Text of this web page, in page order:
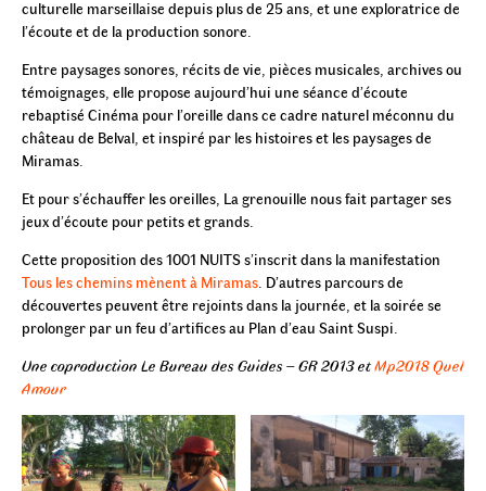
culturelle marseillaise depuis plus de 25 ans, et une exploratrice de
l’écoute et de la production sonore.
Entre paysages sonores, récits de vie, pièces musicales, archives ou
témoignages, elle propose aujourd’hui une séance d’écoute
rebaptisé Cinéma pour l’oreille dans ce cadre naturel méconnu du
château de Belval, et inspiré par les histoires et les paysages de
Miramas.
Et pour s’échauffer les oreilles, La grenouille nous fait partager ses
jeux d’écoute pour petits et grands.
Cette proposition des 1001 NUITS s’inscrit dans la manifestation
Tous les chemins mènent à Miramas. D’autres parcours de
découvertes peuvent être rejoints dans la journée, et la soirée se
prolonger par un feu d’artifices au Plan d’eau Saint Suspi.
Une coproduction Le Bureau des Guides – GR 2013 etMp2018 Quel
Amour